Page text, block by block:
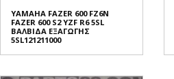
YAMAHA FAZER 600 FZ6N
FAZER 600 S2 YZF R6 5SL
ΒΑΛΒΙΔΑ ΕΞΑΓΩΓΗΣ
5SL121211000